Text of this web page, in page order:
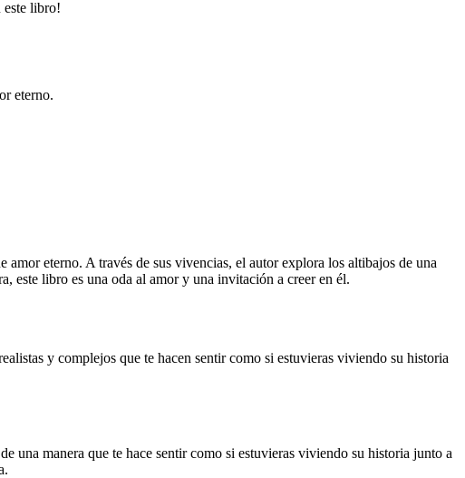
este libro!
eterno.
eterno. A través de sus vivencias, el autor explora los altibajos de una
este libro es una oda al amor y una invitación a creer en él.
y complejos que te hacen sentir como si estuvieras viviendo su historia
una manera que te hace sentir como si estuvieras viviendo su historia junto a